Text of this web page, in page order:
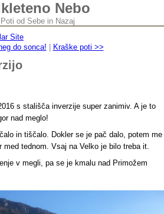
Nebo
Poti od Sebe in Nazaj
Site
do sonca!
Kraške poti >>
s stališča inverzije super zanimiv. A je to
nad meglo!
in tiščalo. Dokler se je pač dalo, potem me
med tednom. Vsaj na Velko je bilo treba it.
v megli, pa se je kmalu nad Primožem